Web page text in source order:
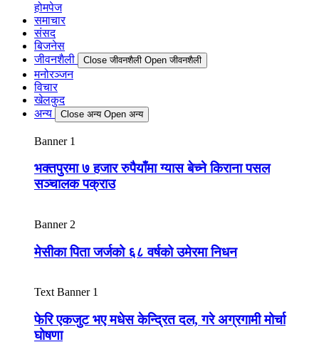
होमपेज
समाचार
संसद
बिजनेस
जीवनशैली
Close जीवनशैली Open जीवनशैली
मनोरञ्जन
विचार
खेलकुद
अन्य
Close अन्य Open अन्य
Banner 1
भक्तपुरमा ७ हजार रुपैयाँमा ग्यास बेच्ने किराना पसल
सञ्चालक पक्राउ
Banner 2
मेसीका पिता जर्जको ६८ वर्षको उमेरमा निधन
Text Banner 1
फेरि एकजुट भए मधेस केन्द्रित दल, गरे अग्रगामी मोर्चा
घोषणा